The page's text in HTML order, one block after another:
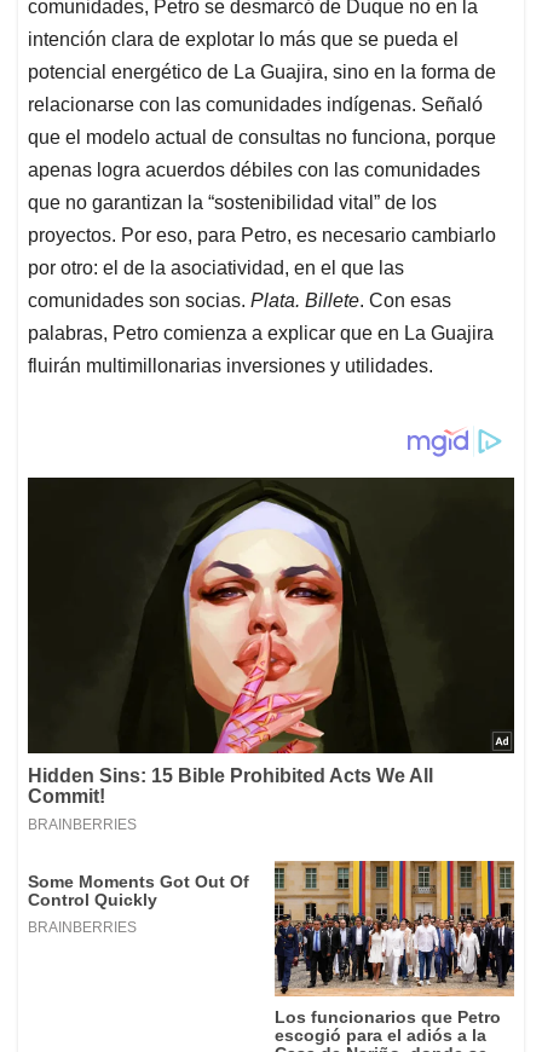
comunidades, Petro se desmarcó de Duque no en la
intención clara de explotar lo más que se pueda el
potencial energético de La Guajira, sino en la forma de
relacionarse con las comunidades indígenas. Señaló
que el modelo actual de consultas no funciona, porque
apenas logra acuerdos débiles con las comunidades
que no garantizan la “sostenibilidad vital” de los
proyectos. Por eso, para Petro, es necesario cambiarlo
por otro: el de la asociatividad, en el que las
comunidades son socias. Plata. Billete. Con esas
palabras, Petro comienza a explicar que en La Guajira
fluirán multimillonarias inversiones y utilidades.